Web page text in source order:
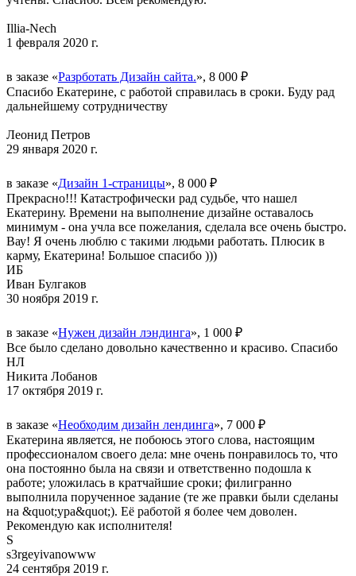
Illia-Nech
1 февраля 2020 г.
в заказе «Разрботать Дизайн сайта.», 8 000 ₽
Спасибо Екатерине, с работой справилась в сроки. Буду рад
дальнейшему сотрудничеству
Леонид Петров
29 января 2020 г.
в заказе «Дизайн 1-страницы», 8 000 ₽
Прекрасно!!! Катастрофически рад судьбе, что нашел
Екатерину. Времени на выполнение дизайне оставалось
минимум - она учла все пожелания, сделала все очень быстро.
Вау! Я очень люблю с такими людьми работать. Плюсик в
карму, Екатерина! Большое спасибо )))
ИБ
Иван Булгаков
30 ноября 2019 г.
в заказе «Нужен дизайн лэндинга», 1 000 ₽
Все было сделано довольно качественно и красиво. Спасибо
НЛ
Никита Лобанов
17 октября 2019 г.
в заказе «Необходим дизайн лендинга», 7 000 ₽
Екатерина является, не побоюсь этого слова, настоящим
профессионалом своего дела: мне очень понравилось то, что
она постоянно была на связи и ответственно подошла к
работе; уложилась в кратчайшие сроки; филигранно
выполнила порученное задание (те же правки были сделаны
на &quot;ура&quot;). Её работой я более чем доволен.
Рекомендую как исполнителя!
S
s3rgeyivanowww
24 сентября 2019 г.